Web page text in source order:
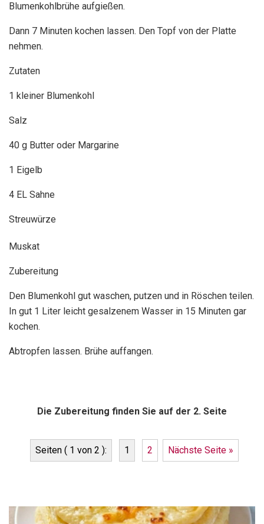
Blumenkohlbrühe aufgießen.
Dann 7 Minuten kochen lassen. Den Topf von der Platte
nehmen.
Zutaten
1 kleiner Blumenkohl
Salz
40 g Butter oder Margarine
1 Eigelb
4 EL Sahne
Streuwürze
Muskat
Zubereitung
Den Blumenkohl gut waschen, putzen und in Röschen teilen.
In gut 1 Liter leicht gesalzenem Wasser in 15 Minuten gar
kochen.
Abtropfen lassen. Brühe auffangen.
Die Zubereitung finden Sie auf der 2. Seite
Seiten ( 1 von 2 ): 1 2 Nächste Seite »